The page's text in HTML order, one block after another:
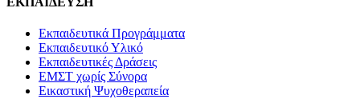
Εκπαιδευτικά Προγράμματα
Εκπαιδευτικό Υλικό
Εκπαιδευτικές Δράσεις
ΕΜΣΤ χωρίς Σύνορα
Εικαστική Ψυχοθεραπεία